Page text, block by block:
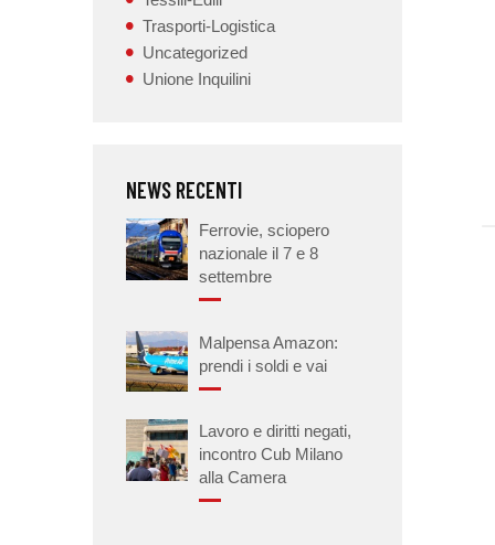
Trasporti-Logistica
Uncategorized
Unione Inquilini
NEWS RECENTI
Ferrovie, sciopero
nazionale il 7 e 8
settembre
Malpensa Amazon:
prendi i soldi e vai
Lavoro e diritti negati,
incontro Cub Milano
alla Camera